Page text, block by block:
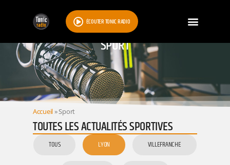
ÉCOUTER TONIC RADIO
SPORT
Accueil»Sport
TOUTES LES ACTUALITÉS SPORTIVES
TOUS LYON VILLEFRANCHE